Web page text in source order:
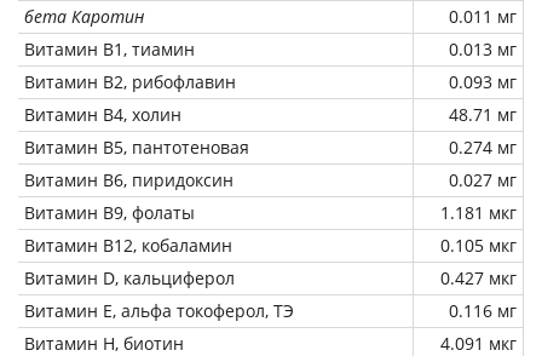
бета Каротин
0.011 мг
Витамин В1, тиамин
0.013 мг
Витамин В2, рибофлавин
0.093 мг
Витамин В4, холин
48.71 мг
Витамин В5, пантотеновая
0.274 мг
Витамин В6, пиридоксин
0.027 мг
Витамин В9, фолаты
1.181 мкг
Витамин В12, кобаламин
0.105 мкг
Витамин D, кальциферол
0.427 мкг
Витамин Е, альфа токоферол, ТЭ
0.116 мг
Витамин Н, биотин
4.091 мкг